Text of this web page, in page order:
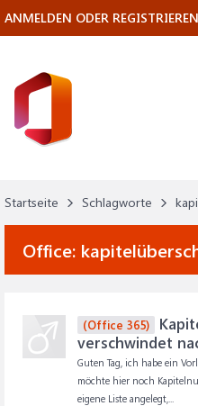
Startseite Schlagworte
Office:
(Office 365)
verschwindet
Guten Tag, ich habe ein
möchte hier noch
eigene Liste angelegt,...
ANMELDEN ODER REGISTRIEREN